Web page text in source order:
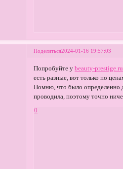
Поделиться2024-01-16 19:57:03
Попробуйте уbeauty-prestige.ru
есть разные, вот только по
Помню, что было определенно
проводила, поэтому точно
0